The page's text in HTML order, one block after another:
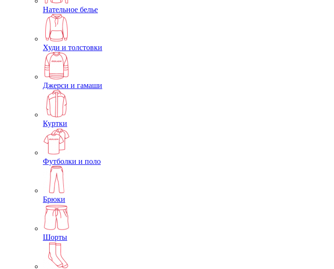
Нательное белье
Худи и толстовки
Джерси и гамаши
Куртки
Футболки и поло
Брюки
Шорты